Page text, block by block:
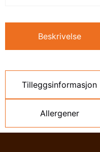
Beskrivelse
Tilleggsinformasjon
Allergener